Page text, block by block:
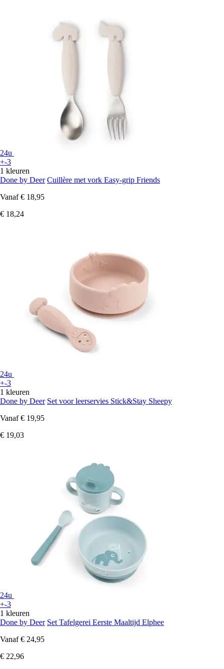
24u
+-3
1 kleuren
Done by Deer Cuillère met vork Easy-grip Friends
Vanaf € 18,95
€ 18,24
24u
+-3
1 kleuren
Done by Deer Set voor leerservies Stick&Stay Sheepy
Vanaf € 19,95
€ 19,03
24u
+-3
1 kleuren
Done by Deer Set Tafelgerei Eerste Maaltijd Elphee
Vanaf € 24,95
€ 22,96